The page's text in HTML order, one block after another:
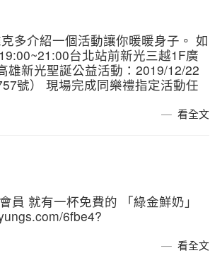
多介紹一個活動讓你暖暖身子。 如
台北站前新光三越1F廣
雄新光聖誕公益活動：2019/12/22
號） 現場完成同樂禮指定活動任
看全文
就有一杯免費的 「綠金鮮奶」
6fbe4?
看全文